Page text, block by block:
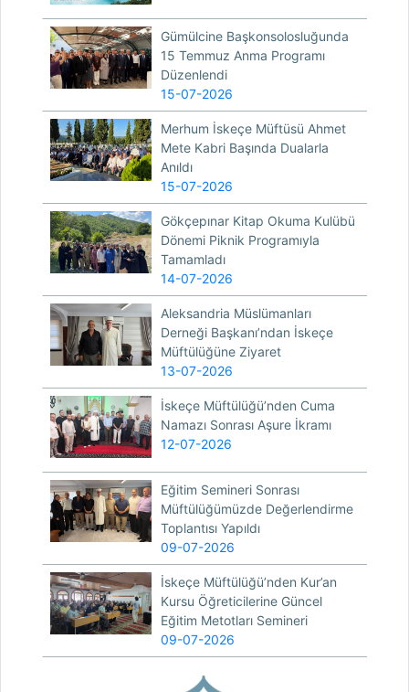
Gümülcine Başkonsolosluğunda
15 Temmuz Anma Programı
Düzenlendi
15-07-2026
Merhum İskeçe Müftüsü Ahmet
Mete Kabri Başında Dualarla
Anıldı
15-07-2026
Gökçepınar Kitap Okuma Kulübü
Dönemi Piknik Programıyla
Tamamladı
14-07-2026
Aleksandria Müslümanları
Derneği Başkanı’ndan İskeçe
Müftülüğüne Ziyaret
13-07-2026
İskeçe Müftülüğü’nden Cuma
Namazı Sonrası Aşure İkramı
12-07-2026
Eğitim Semineri Sonrası
Müftülüğümüzde Değerlendirme
Toplantısı Yapıldı
09-07-2026
İskeçe Müftülüğü’nden Kur’an
Kursu Öğreticilerine Güncel
Eğitim Metotları Semineri
09-07-2026